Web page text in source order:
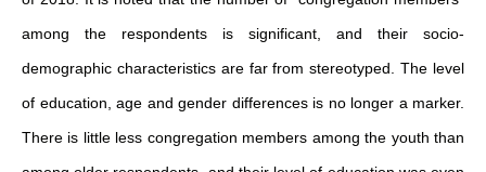
among the respondents is significant, and their socio-
demographic characteristics are far from stereotyped. The level
of education, age and gender differences is no longer a marker.
There is little less congregation members among the youth than